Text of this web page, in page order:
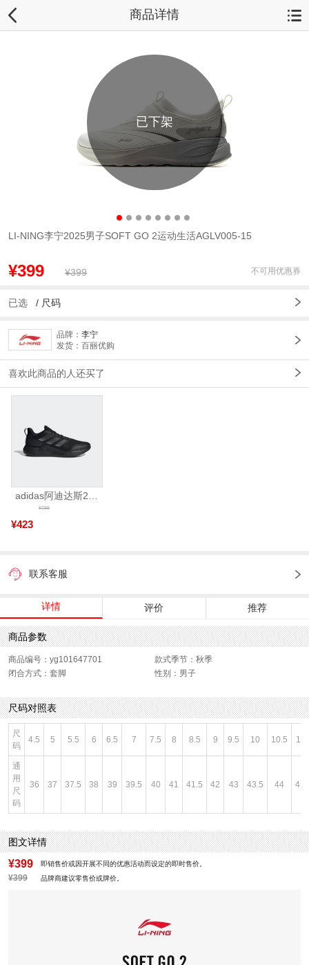
商品详情
已下架
LI-NING李宁2025男子SOFT GO 2运动生活AGLV005-15
¥399 ¥399 不可用优惠券
已选 / 尺码
品牌： 李宁
发货：百丽优购
喜欢此商品的人还买了
¥423
¥799
联系客服
详情 评价 推荐
商品参数
商品编号：yg101647701
款式季节：秋季
闭合方式：套脚
性别：男子
尺码对照表
尺
码
4.5 5 5.5 6 6.5 7 7.5 8 8.5 9 9.5 10 10.5 11
通
用
尺
码
36 37 37.5 38 39 39.5 40 41 41.5 42 43 43.5 44 45
图文详情
¥399 即销售价或因开展不同的优惠活动而设定的即时售价。
¥399 品牌商建议零售价或牌价。